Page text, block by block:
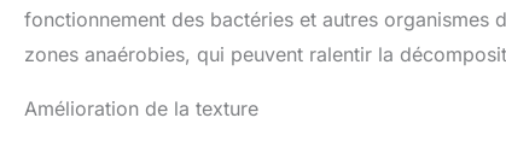
fonctionnement des bactéries et autres
zones anaérobies, qui peuvent ralentir la
Amélioration de la texture